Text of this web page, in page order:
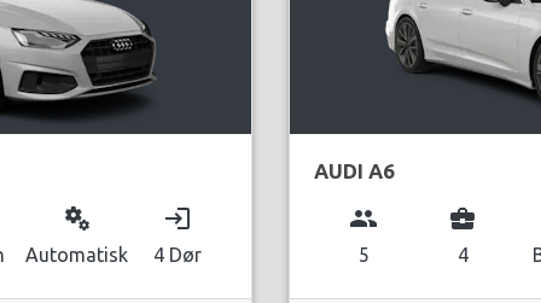
miscellaneous_services
Automatisk
login
4 Dør
AUDI A6
group
5
business_center
4